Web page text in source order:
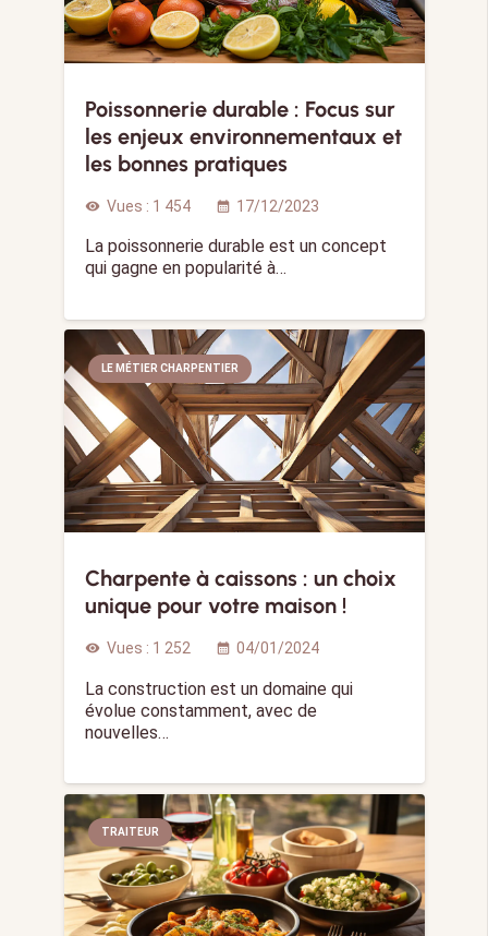
Poissonnerie durable : Focus sur
les enjeux environnementaux et
les bonnes pratiques
visibility Vues : 1 454 calendar_month 17/12/2023
La poissonnerie durable est un concept
qui gagne en popularité à…
LE MÉTIER CHARPENTIER
Charpente à caissons : un choix
unique pour votre maison !
visibility Vues : 1 252 calendar_month 04/01/2024
La construction est un domaine qui
évolue constamment, avec de
nouvelles…
TRAITEUR